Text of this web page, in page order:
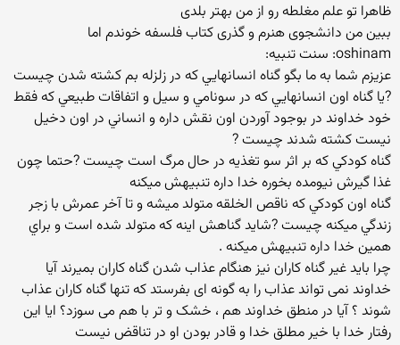
ظاهرا تو علم مغلطه رو از من بهتر بلدی
ببین من دانشجوی هنرم و گذری کتاب فلسفه خوندم اما
oshinam: سنت تنبيه:
عزيزم شما به ما بگو گناه انسانهايي که در زلزله بم کشته شدن چيست
?يا گناه اون انسانهايي که در سونامي و سيل و اتفاقات طبيعي که فقط
خود خداوند در بوجود آوردن اون نقش داره و انساني در اون دخيل
نيست کشته شدند چيست ?
گناه کودکي که بر اثر سو تغذيه در حال مرگ است چيست ?حتما چون
غذا گيرش نيومده بخوره خدا داره تنبيهش ميکنه
گناه اون کودکي که ناقص الخلقه متولد ميشه و تا آخر عمرش با زجر
زندگي ميکنه چيست ?شايد گناهش اينه که متولد شده است و براي
همين خدا داره تنبيهش ميکنه .
چرا باید غیر گناه کاران نیز هنگام عذاب شدن گناه کاران بمیرند آیا
خداوند نمی تواند عذاب را به گونه ای بفرستد که تنها گناه کاران عذاب
شوند ؟ آیا در منطق خداوند هم ، خشک و تر با هم می سوزد؟ ایا این
رفتار خدا با خیر مطلق خدا و قادر بودن او در تناقض نیست